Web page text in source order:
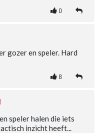
0
gozer en speler. Hard
8
speler halen die iets
inzicht heeft...